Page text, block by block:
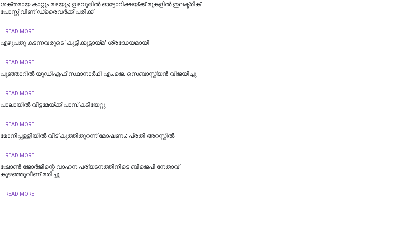
ശക്തമായ കാറ്റും മഴയും; ഉഴവൂരിൽ ഓട്ടോറിക്ഷയ്ക്ക് മുകളിൽ ഇലക്ട്രിക്
പോസ്റ്റ് വീണ് ഡ്രൈവർക്ക് പരിക്ക്
READ MORE
എഴുപതു കടന്നവരുടെ 'കുട്ടിക്കൂട്ടായ്മ' ശ്രദ്ധേയമായി
READ MORE
പൂഞ്ഞാറിൽ യുഡിഎഫ് സ്ഥാനാർഥി എം.ജെ. സെബാസ്റ്റ്യൻ വിജയിച്ചു
READ MORE
പാലായിൽ വീട്ടമ്മയ്ക്ക് പാമ്പ് കടിയേറ്റു
READ MORE
മോനിപ്പള്ളിയിൽ വീട് കുത്തിതുറന്ന് മോഷണം: പ്രതി അറസ്റ്റിൽ
READ MORE
ഷോണ്‍ ജോര്‍ജിന്റെ വാഹന പര്യടനത്തിനിടെ ബിജെപി നേതാവ്
കുഴഞ്ഞുവീണ് മരിച്ചു
READ MORE